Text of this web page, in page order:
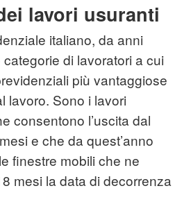
lavori usuranti
italiano, da anni
di lavoratori a cui
più vantaggiose
lavoro. Sono i lavori
consentono l’uscita dal
e che da quest’anno
finestre mobili che ne
mesi la data di decorrenza